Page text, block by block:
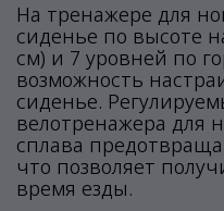
На тренажере для
сиденье по высоте
см) и 7 уровней по
возможность
сиденье.
велотренажера для
сплава
что позволяет
время езды.